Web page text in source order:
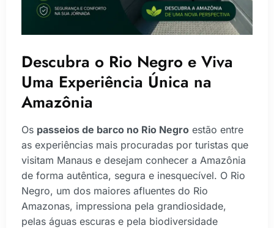
Descubra o Rio Negro e Viva
Uma Experiência Única na
Amazônia
Os passeios de barco no Rio Negro estão entre
as experiências mais procuradas por turistas que
visitam Manaus e desejam conhecer a Amazônia
de forma autêntica, segura e inesquecível. O Rio
Negro, um dos maiores afluentes do Rio
Amazonas, impressiona pela grandiosidade,
pelas águas escuras e pela biodiversidade